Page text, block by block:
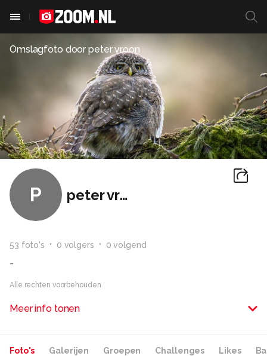
Omslagfoto doorpeter vroon
P peter vroon
53 foto's 0 volgers 0 volgend
-
Alle rechten voorbehouden
Meer info tonen
Foto's Galerijen Groepen Challenges Likes